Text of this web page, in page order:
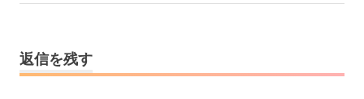
シ
ョ
記
返信を残す